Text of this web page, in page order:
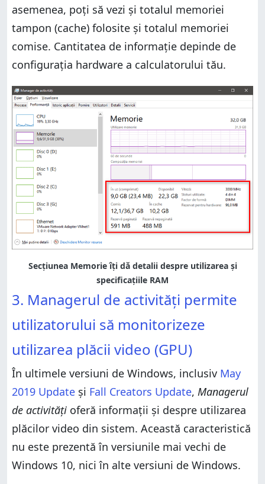
asemenea, poți să vezi și totalul memoriei
tampon (cache) folosite și totalul memoriei
comise. Cantitatea de informație depinde de
configurația hardware a calculatorului tău.
Secțiunea Memorie îți dă detalii despre utilizarea și
specificațiile RAM
3. Managerul de activități permite
utilizatorului să monitorizeze
utilizarea plăcii video (GPU)
În ultimele versiuni de Windows, inclusiv May
2019 Update și Fall Creators Update, Managerul
de activități oferă informații și despre utilizarea
plăcilor video din sistem. Această caracteristică
nu este prezentă în versiunile mai vechi de
Windows 10, nici în alte versiuni de Windows.